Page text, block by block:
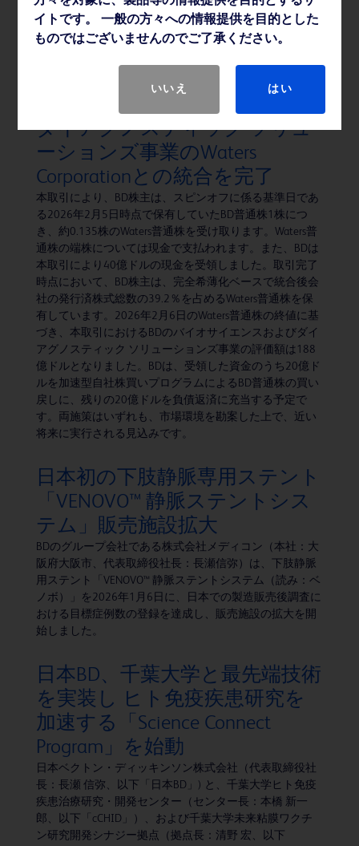
の「ピュアウィック™ 体外式カテーテル」シリーズよ
り、新たに「ピュアウィック™ フレックス 女性用体外式
カテーテル」および「ピュアウィック™ 男性用体外式カ
ダイアグノスティック ソリュ
ーションズ事業のWaters
Corporationとの統合を完了
本取引により、BD株主は、スピンオフに係る基準日であ
る2026年2月5日時点で保有していたBD普通株1株につ
き、約0.135株のWaters普通株を受け取ります。Waters普
通株の端株については現金で支払われます。また、BDは
本取引により40億ドルの現金を受領しました。取引完了
時点において、BD株主は、完全希薄化ベースで統合後会
社の発行済株式総数の39.2％を占めるWaters普通株を保
有しています。2026年2月6日のWaters普通株の終値に基
づき、本取引におけるBDのバイオサイエンスおよびダイ
アグノスティック ソリューションズ事業の評価額は188
億ドルとなりました。BDは、受領した資金のうち20億ド
ルを加速型自社株買いプログラムによるBD普通株の買い
戻しに、残りの20億ドルを負債返済に充当する予定で
す。両施策はいずれも、市場環境を勘案した上で、近い
将来に実行される見込みです。
日本初の下肢静脈専用ステント
「VENOVO™ 静脈ステントシス
テム」販売施設拡大
BDのグループ会社である株式会社メディコン（本社：大
阪府大阪市、代表取締役社長：長瀬信弥）は、下肢静脈
用ステント「VENOVO™ 静脈ステントシステム（読み：ベ
ノボ）」を2026年1月6日に、日本での製造販売後調査に
おける目標症例数の登録を達成し、販売施設の拡大を開
始しました。
日本BD、千葉大学と最先端技術
を実装し ヒト免疫疾患研究を
加速する「Science Connect
Program」を始動
日本ベクトン・ディッキンソン株式会社（代表取締役社
長：長瀬 信弥、以下「日本BD」) と、千葉大学ヒト免疫
疾患治療研究・開発センター（センター長：本橋 新一
郎、以下「cCHID」）、および千葉大学未来粘膜ワクチ
ン研究開発シナジー拠点（拠点長：清野 宏、以下
イトです。 一般の方々への情報提供を目的とした
ものではございませんのでご了承ください。
いいえ はい